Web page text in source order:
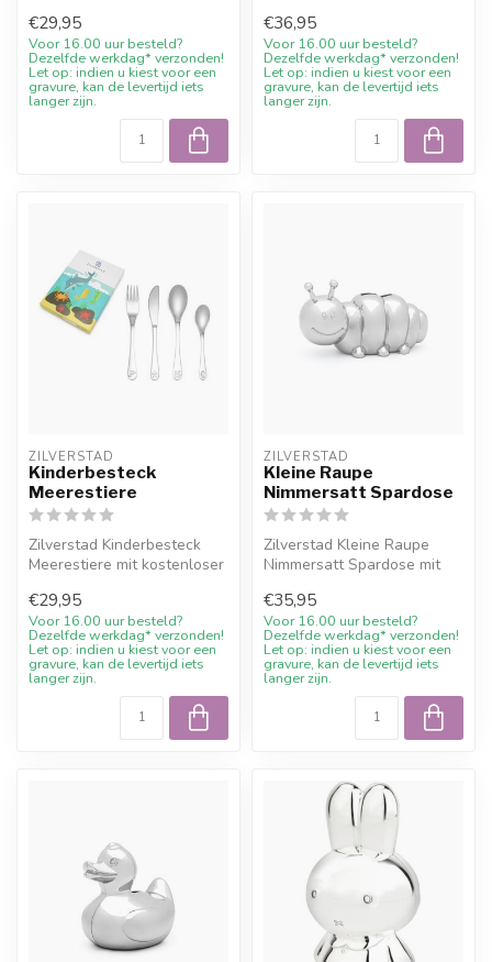
Willkommensraba...
€29,95
Voor 16.00 uur besteld?
Dezelfde werkdag* verzonden!
Let op: indien u kiest voor een
gravure, kan de levertijd iets
langer zijn.
Ein bleibend...
€36,95
Voor 16.00 uur besteld?
Dezelfde werkdag* verzonden!
Let op: indien u kiest voor een
gravure, kan de levertijd iets
langer zijn.
ZILVERSTAD
Kinderbesteck
Meerestiere
Zilverstad Kinderbesteck
Meerestiere mit kostenloser
Willkommensr...
€29,95
Voor 16.00 uur besteld?
Dezelfde werkdag* verzonden!
Let op: indien u kiest voor een
gravure, kan de levertijd iets
langer zijn.
ZILVERSTAD
Kleine Raupe
Nimmersatt Spardose
Zilverstad Kleine Raupe
Nimmersatt Spardose mit
10% Willk...
€35,95
Voor 16.00 uur besteld?
Dezelfde werkdag* verzonden!
Let op: indien u kiest voor een
gravure, kan de levertijd iets
langer zijn.